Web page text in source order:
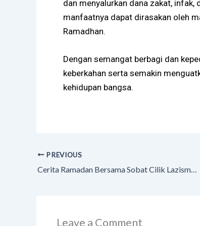
dan menyalurkan dana zakat,
manfaatnya dapat dirasakan oleh
Ramadhan.
Dengan semangat berbagi dan
keberkahan serta semakin
kehidupan bangsa.
PREVIOUS
Leave a Comment